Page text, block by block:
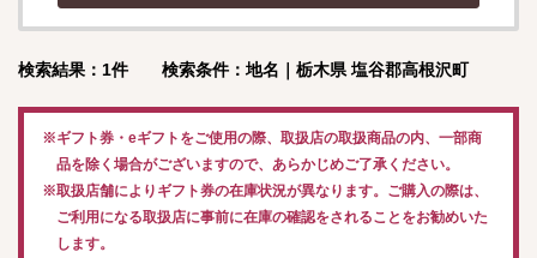
検索結果：1件 検索条件：地名｜栃木県 塩谷郡高根沢町
※ギフト券・eギフトをご使用の際、取扱店の取扱商品の内、一部商
品を除く場合がございますので、あらかじめご了承ください。
※取扱店舗によりギフト券の在庫状況が異なります。ご購入の際は、
ご利用になる取扱店に事前に在庫の確認をされることをお勧めいた
します。